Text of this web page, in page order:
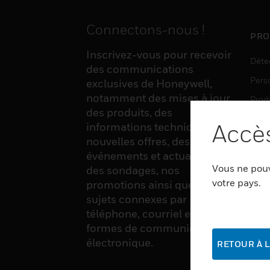
Connectons-nous !
Inscrivez-vous pour recevoir
des communications
exclusives de Honeywell,
notamment des mises à jour
des produits, des
informations techniques, de
nouvelles offres, des
événements et actualités,
des sondages, nos
promotions ainsi que divers
sujets connexes par
téléphone, courriel et autres
formes de communication
électronique.
Vous ne
votre pays.
RETOUR À